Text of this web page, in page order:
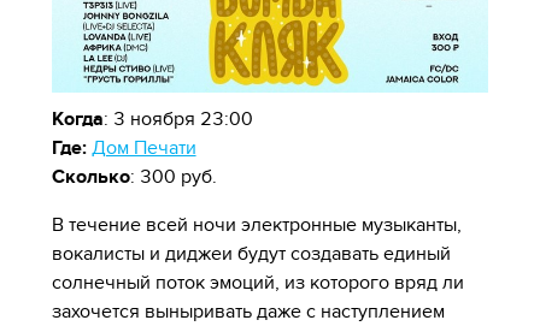
Когда: 3 ноября 23:00
Где: Дом Печати
Сколько: 300 руб.
В течение всей ночи электронные музыканты,
вокалисты и диджеи будут создавать единый
солнечный поток эмоций, из которого вряд ли
захочется выныривать даже с наступлением